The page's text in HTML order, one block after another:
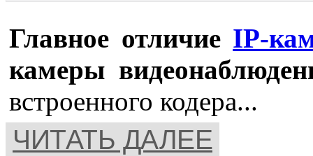
Главное отличие IP-
камеры
встроенного кодера...
ЧИТАТЬ ДАЛЕЕ